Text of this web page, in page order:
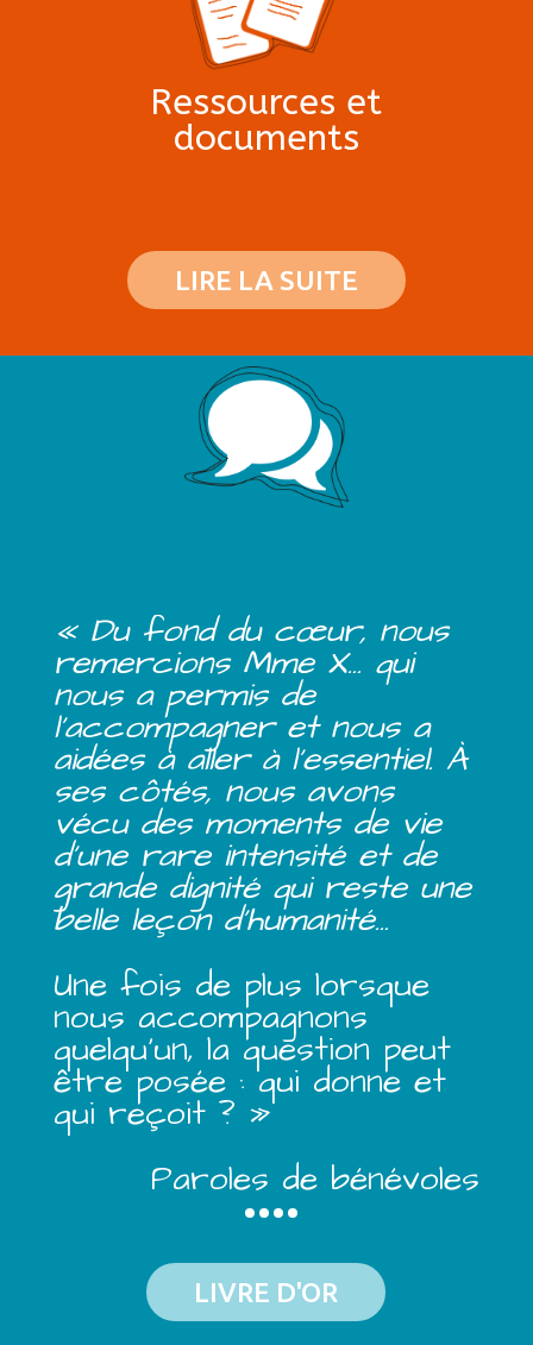
Ressources et
documents
LIRE LA SUITE
« Du fond du cœur, nous
remercions Mme X… qui
nous a permis de
l’accompagner et nous a
aidées à aller à l’essentiel. À
ses côtés, nous avons
vécu des moments de vie
d’une rare intensité et de
grande dignité qui reste une
belle leçon d’humanité…
Une fois de plus lorsque
nous accompagnons
quelqu’un, la question peut
être posée : qui donne et
qui reçoit ? »
Paroles de bénévoles
LIVRE D'OR